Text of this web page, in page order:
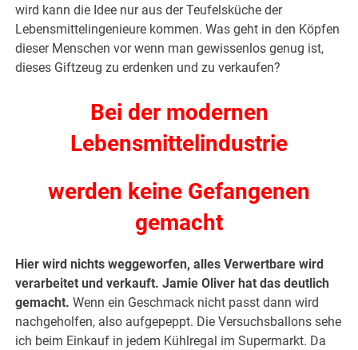
wird kann die Idee nur aus der Teufelsküche der
Lebensmittelingenieure kommen. Was geht in den Köpfen
dieser Menschen vor wenn man gewissenlos genug ist,
dieses Giftzeug zu erdenken und zu verkaufen?
Bei der modernen
Lebensmittelindustrie
werden keine Gefangenen
gemacht
Hier wird nichts weggeworfen, alles Verwertbare wird
verarbeitet und verkauft. Jamie Oliver hat das deutlich
gemacht. Wenn ein Geschmack nicht passt dann wird
nachgeholfen, also aufgepeppt. Die Versuchsballons sehe
ich beim Einkauf in jedem Kühlregal im Supermarkt. Da